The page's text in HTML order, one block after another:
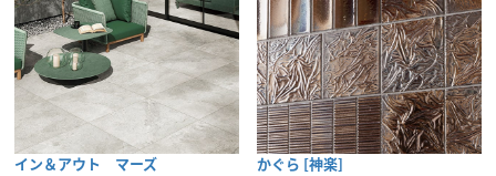
イン＆アウト マーズ かぐら [神楽]